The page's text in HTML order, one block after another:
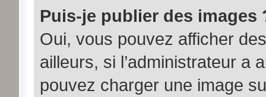
Puis-je publier des images
Oui, vous pouvez afficher
ailleurs, si l’administrateur a
pouvez charger une image